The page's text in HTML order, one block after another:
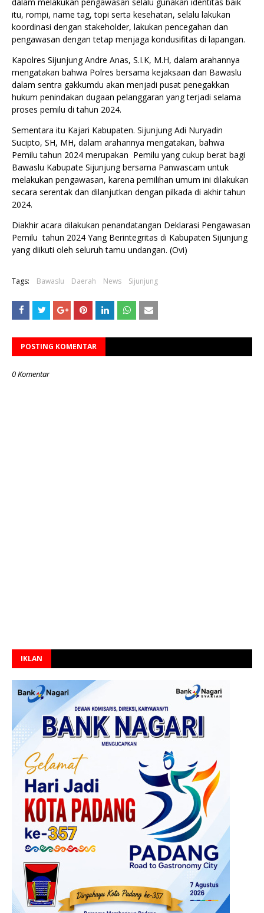
dalam melakukan pengawasan selalu gunakan identitas baik
itu, rompi, name tag, topi serta kesehatan, selalu lakukan
koordinasi dengan stakeholder, lakukan pencegahan dan
pengawasan dengan tetap menjaga kondusifitas di lapangan.
Kapolres Sijunjung Andre Anas, S.I.K, M.H, dalam arahannya
mengatakan bahwa Polres bersama kejaksaan dan Bawaslu
dalam sentra gakkumdu akan menjadi pusat penegakkan
hukum penindakan dugaan pelanggaran yang terjadi selama
proses pemilu di tahun 2024.
Sementara itu Kajari Kabupaten. Sijunjung Adi Nuryadin
Sucipto, SH, MH, dalam arahannya mengatakan, bahwa
Pemilu tahun 2024 merupakan Pemilu yang cukup berat bagi
Bawaslu Kabupate Sijunjung bersama Panwascam untuk
melakukan pengawasan, karena pemilihan umum ini dilakukan
secara serentak dan dilanjutkan dengan pilkada di akhir tahun
2024.
Diakhir acara dilakukan penandatangan Deklarasi Pengawasan
Pemilu tahun 2024 Yang Berintegritas di Kabupaten Sijunjung
yang diikuti oleh seluruh tamu undangan. (Ovi)
Tags: Bawaslu Daerah News Sijunjung
POSTING KOMENTAR
0 Komentar
IKLAN